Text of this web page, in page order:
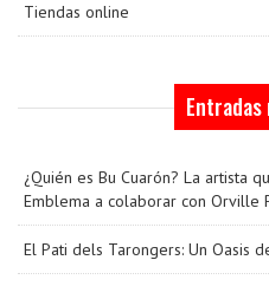
Tiendas online
¿Quién es Bu Cuarón? La artista
Emblema a colaborar con Orville
El Pati dels Tarongers: Un Oasis